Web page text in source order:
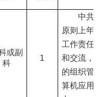
或副
科
1
中共
原则上年
工作责任
和交流，具
的组织管
算机应用